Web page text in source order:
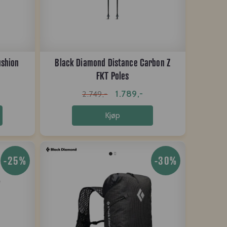
Black Diamond Distance Carbon Z
FKT Poles
2.749,- 1.789,-
Kjøp
-25% -30%